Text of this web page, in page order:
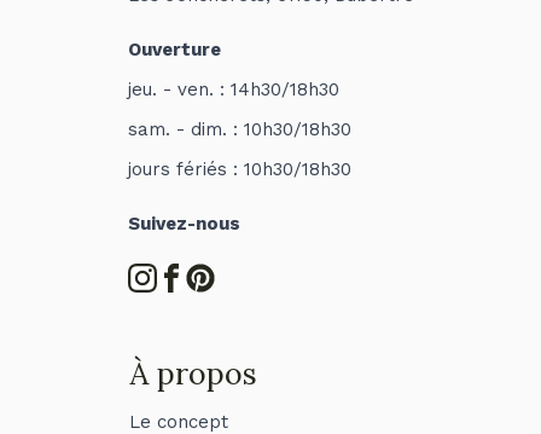
Ouverture
jeu. - ven. : 14h30/18h30
sam. - dim. : 10h30/18h30
jours fériés : 10h30/18h30
Suivez-nous
À propos
Le concept